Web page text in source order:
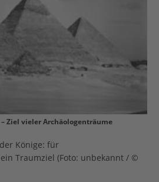
Ziel vieler Archäologenträume
Könige: für
Traumziel (Foto: unbekannt / ©